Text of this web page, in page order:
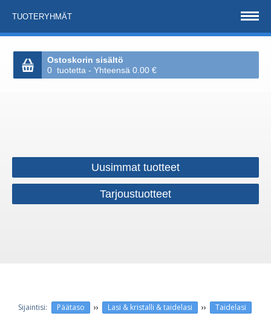
TUOTERYHMÄT
Ostoskorin sisältö
0 tuotetta - Yhteensä 0.00 €
Uusimmat tuotteet
Tarjoustuotteet
Päätaso ›› Lasi & kristalli & taidelasi ›› Taidelasi